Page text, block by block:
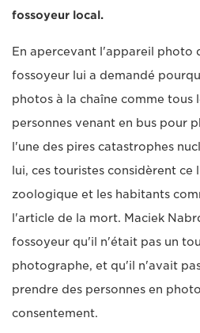
fossoyeur local.
En apercevant l'appareil photo
fossoyeur lui a demandé
photos à la chaîne comme tous
personnes venant en bus pour
l'une des pires catastrophes
lui, ces touristes considèrent ce
zoologique et les habitants
l'article de la mort. Maciek
fossoyeur qu'il n'était pas un
photographe, et qu'il n'avait
prendre des personnes en
consentement.